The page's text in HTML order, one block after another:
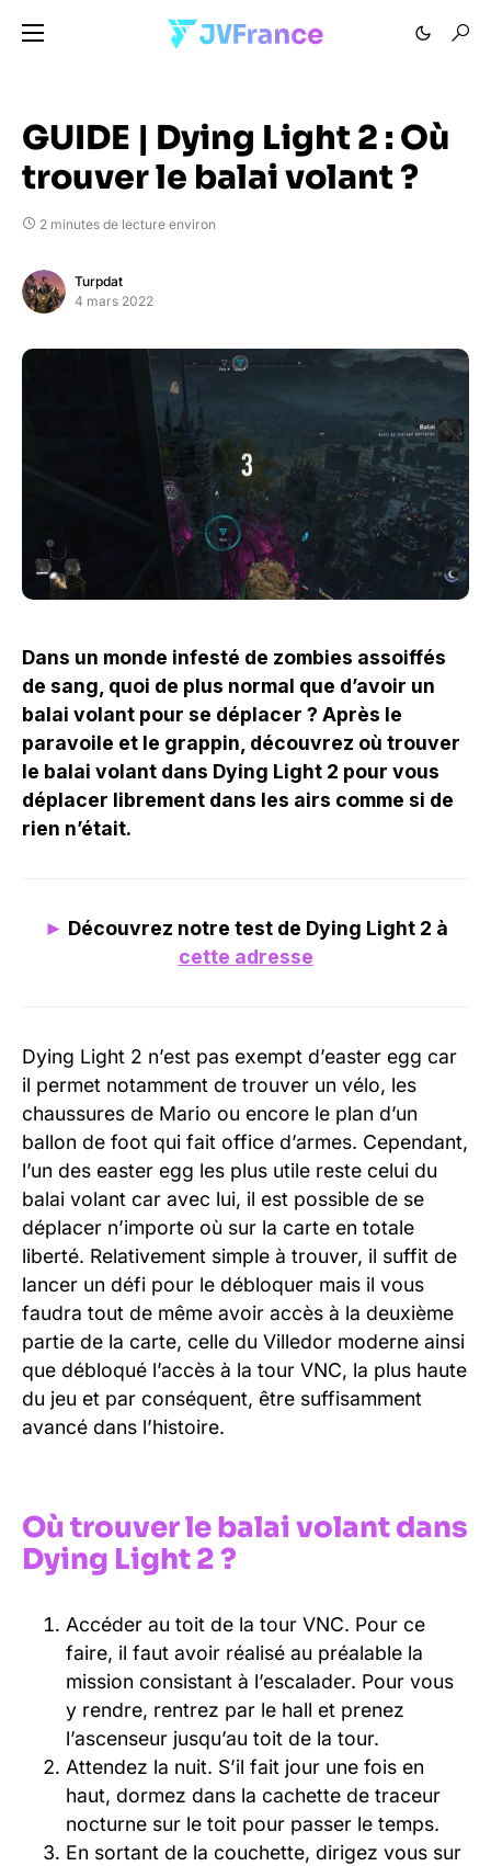
GUIDE | Dying Light 2 : Où
trouver le balai volant ?
2 minutes de lecture environ
Turpdat
4 mars 2022
Dans un monde infesté de zombies assoiffés
de sang, quoi de plus normal que d’avoir un
balai volant pour se déplacer ? Après le
paravoile et le grappin, découvrez où trouver
le balai volant dans Dying Light 2 pour vous
déplacer librement dans les airs comme si de
rien n’était.
► Découvrez notre test de Dying Light 2 à
cette adresse
Dying Light 2 n’est pas exempt d’easter egg car
il permet notamment de trouver un vélo, les
chaussures de Mario ou encore le plan d’un
ballon de foot qui fait office d’armes. Cependant,
l’un des easter egg les plus utile reste celui du
balai volant car avec lui, il est possible de se
déplacer n’importe où sur la carte en totale
liberté. Relativement simple à trouver, il suffit de
lancer un défi pour le débloquer mais il vous
faudra tout de même avoir accès à la deuxième
partie de la carte, celle du Villedor moderne ainsi
que débloqué l’accès à la tour VNC, la plus haute
du jeu et par conséquent, être suffisamment
avancé dans l’histoire.
Où trouver le balai volant dans
Dying Light 2 ?
Accéder au toit de la tour VNC. Pour ce
faire, il faut avoir réalisé au préalable la
mission consistant à l’escalader. Pour vous
y rendre, rentrez par le hall et prenez
l’ascenseur jusqu’au toit de la tour.
Attendez la nuit. S’il fait jour une fois en
haut, dormez dans la cachette de traceur
nocturne sur le toit pour passer le temps.
En sortant de la couchette, dirigez vous sur